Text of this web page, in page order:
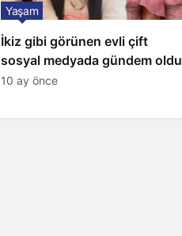
İkiz gibi görünen evli çift
sosyal medyada gündem oldu
Yaşam
10 ay önce